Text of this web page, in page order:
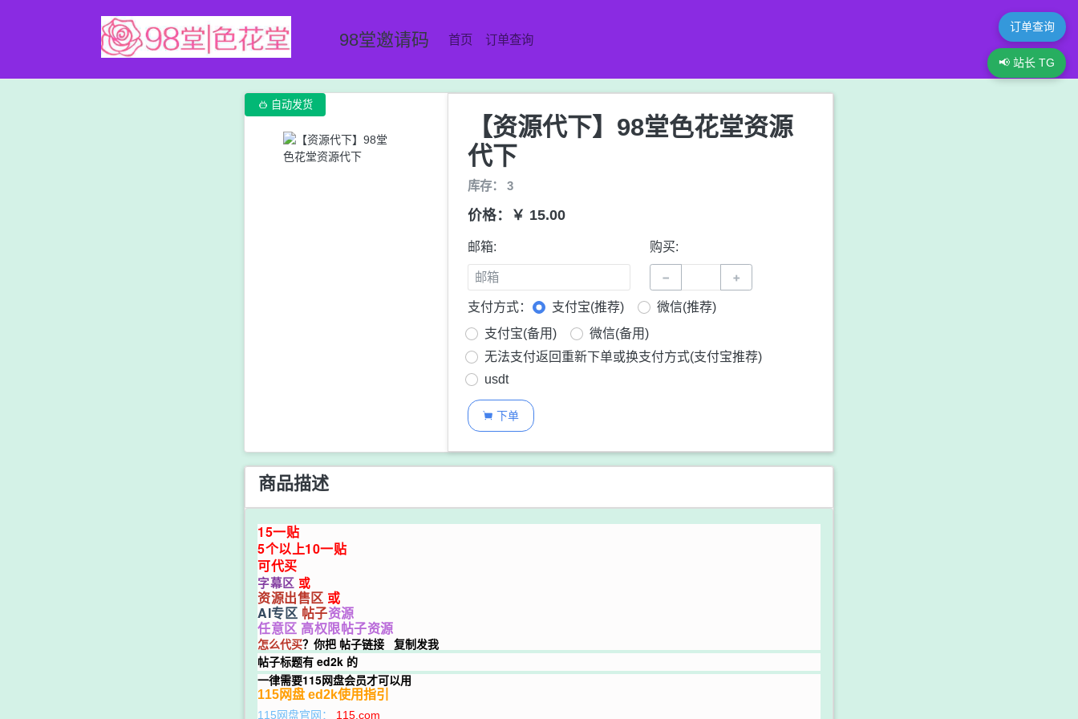
98堂邀请码 首页 订单查询
订单查询
📢 站长 TG
 自动发货
【资源代下】98堂色花堂资源
代下
库存： 3
价格：￥ 15.00
邮箱: 购买:
− +
支付方式： 支付宝(推荐)
微信(推荐)
支付宝(备用)
微信(备用)
无法支付返回重新下单或换支付方式(支付宝推荐)
usdt
 下单
商品描述
15一贴
5个以上10一贴
可代买
字幕区 或
资源出售区 或
AI专区 帖子资源
任意区 高权限帖子资源
怎么代买？你把 帖子链接 复制发我
帖子标题有 ed2k 的
一律需要115网盘会员才可以用
115网盘 ed2k使用指引
115网盘官网： 115.com